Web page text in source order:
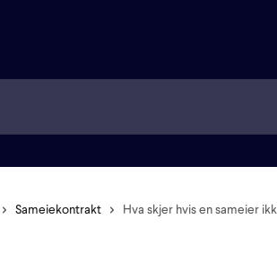
Sameiekontrakt Hva skjer hvis en sameier